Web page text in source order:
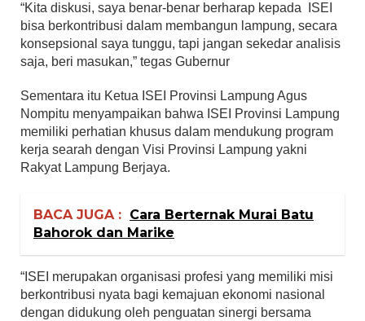
“Kita diskusi, saya benar-benar berharap kepada ISEI
bisa berkontribusi dalam membangun lampung, secara
konsepsional saya tunggu, tapi jangan sekedar analisis
saja, beri masukan,” tegas Gubernur
Sementara itu Ketua ISEI Provinsi Lampung Agus
Nompitu menyampaikan bahwa ISEI Provinsi Lampung
memiliki perhatian khusus dalam mendukung program
kerja searah dengan Visi Provinsi Lampung yakni
Rakyat Lampung Berjaya.
BACA JUGA : Cara Berternak Murai Batu
Bahorok dan Marike
“ISEI merupakan organisasi profesi yang memiliki misi
berkontribusi nyata bagi kemajuan ekonomi nasional
dengan didukung oleh penguatan sinergi bersama